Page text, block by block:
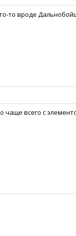
то вроде
чаще всего с